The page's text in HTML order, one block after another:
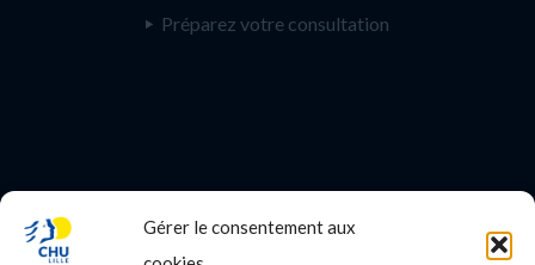
Gérer le consentement aux
Préparez votre consultation
PROFESSIONNEL DE SANTE